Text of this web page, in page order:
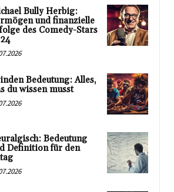
Bully Herbig:
und finanzielle
des Comedy-Stars
Bedeutung: Alles,
du wissen musst
Bedeutung
Definition für den